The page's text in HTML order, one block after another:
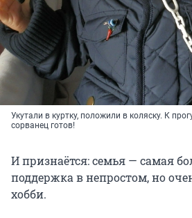
Укутали в куртку, положили в коляску. К
сорванец готов!
И признаётся: семья — самая
поддержка в непростом, но
хобби.